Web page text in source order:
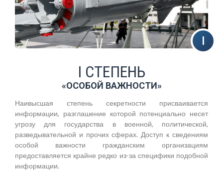
I СТЕПЕНЬ
«ОСОБОЙ ВАЖНОСТИ»
Наивысшая степень секретности присваивается
информации, разглашение которой потенциально несет
угрозу для государства в военной, политической,
разведывательной и прочих сферах. Доступ к сведениям
особой важности гражданским организациям
предоставляется крайне редко из-за специфики подобной
информации.